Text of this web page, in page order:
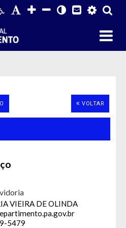
VOLTAR
VIEIRA DE OLINDA
5479
Físico